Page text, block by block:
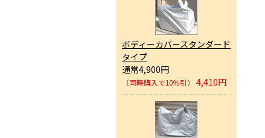
ボディーカバースタンダード
タイプ
通常4,900円
（同時購入で10％引） 4,410円